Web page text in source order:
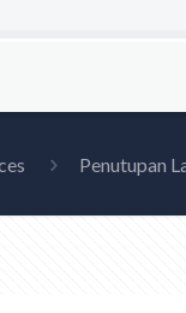
Penutupan